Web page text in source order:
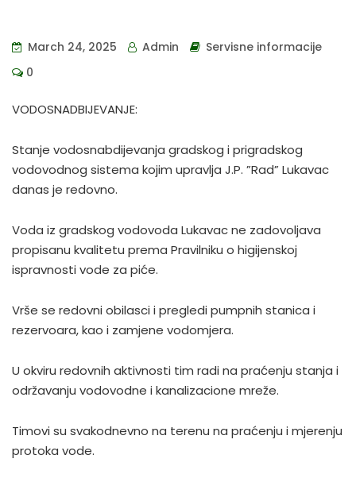
March 24, 2025 Admin
Servisne informacije
0
VODOSNADBIJEVANJE:
Stanje vodosnabdijevanja gradskog i prigradskog
vodovodnog sistema kojim upravlja J.P. ”Rad” Lukavac
danas je redovno.
Voda iz gradskog vodovoda Lukavac ne zadovoljava
propisanu kvalitetu prema Pravilniku o higijenskoj
ispravnosti vode za piće.
Vrše se redovni obilasci i pregledi pumpnih stanica i
rezervoara, kao i zamjene vodomjera.
U okviru redovnih aktivnosti tim radi na praćenju stanja i
održavanju vodovodne i kanalizacione mreže.
Timovi su svakodnevno na terenu na praćenju i mjerenju
protoka vode.